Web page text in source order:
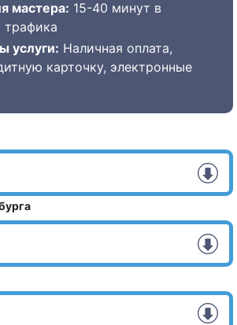
мастера: 15-40 минут в
трафика
услуги: Наличная оплата,
карточку, электронные